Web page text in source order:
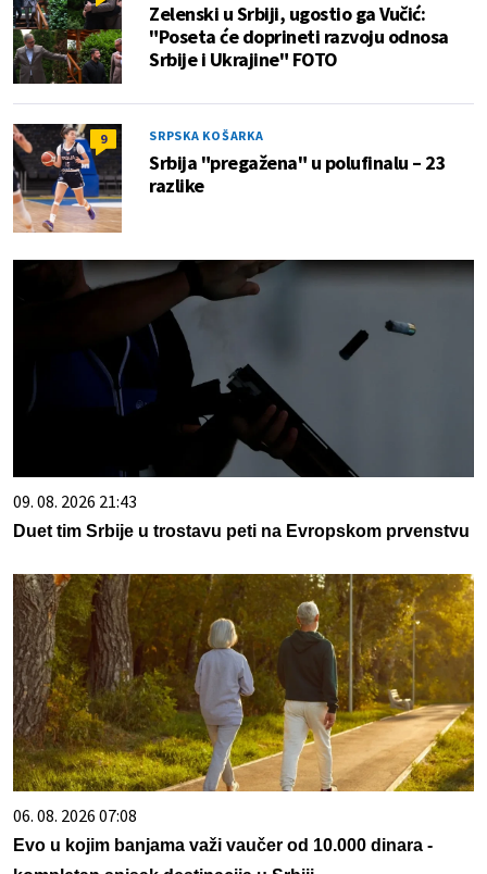
Zelenski u Srbiji, ugostio ga Vučić:
"Poseta će doprineti razvoju odnosa
Srbije i Ukrajine" FOTO
9 SRPSKA KOŠARKA
Srbija "pregažena" u polufinalu – 23
razlike
09. 08. 2026 21:43
Duet tim Srbije u trostavu peti na Evropskom prvenstvu
06. 08. 2026 07:08
Evo u kojim banjama važi vaučer od 10.000 dinara -